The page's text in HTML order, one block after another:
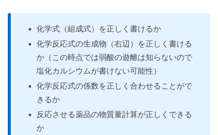
化学式（組成式）を正しく書けるか
化学反応式の生成物（右辺）を正しく書ける
か（この時点では弱酸の遊離は知らないので
塩化カルシウムが書けない可能性）
化学反応式の係数を正しく合わせることがで
きるか
反応させる薬品の物質量計算が正しくできる
か